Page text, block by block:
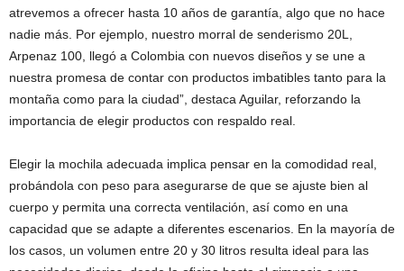
atrevemos a ofrecer hasta 10 años de garantía, algo que no hace
nadie más. Por ejemplo, nuestro morral de senderismo 20L,
Arpenaz 100, llegó a Colombia con nuevos diseños y se une a
nuestra promesa de contar con productos imbatibles tanto para la
montaña como para la ciudad”, destaca Aguilar, reforzando la
importancia de elegir productos con respaldo real.
Elegir la mochila adecuada implica pensar en la comodidad real,
probándola con peso para asegurarse de que se ajuste bien al
cuerpo y permita una correcta ventilación, así como en una
capacidad que se adapte a diferentes escenarios. En la mayoría de
los casos, un volumen entre 20 y 30 litros resulta ideal para las